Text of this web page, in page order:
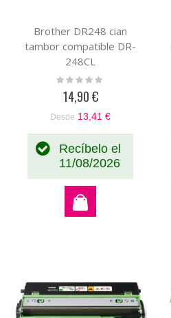
Brother DR248 cian
tambor compatible DR-
248CL
Rating:
14,90 €
Desde 13,41 €
Recíbelo el
11/08/2026